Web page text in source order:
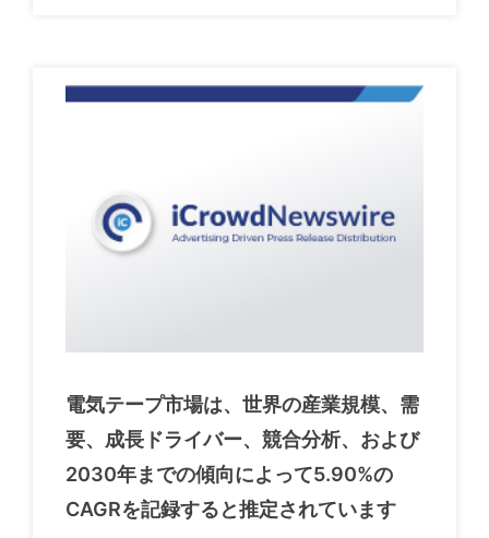
電気テープ市場は、世界の産業規模、需
要、成長ドライバー、競合分析、および
2030年までの傾向によって5.90%の
CAGRを記録すると推定されています